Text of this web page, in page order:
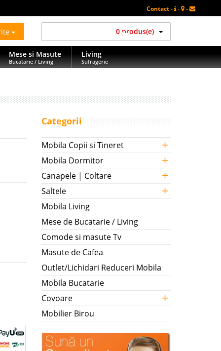
Contact - - -
0 produs(e)
Mese si Masute
Bucatarie / Living
Living
Sufragerie
Categorii
Mobila Copii si Tineret +
Mobila Dormitor +
Canapele | Coltare +
Saltele +
Mobila Living
Mese de Bucatarie / Living
Comode si masute Tv
Masute de Cafea
Outlet/Lichidari Reduceri Mobila
Mobila Bucatarie
Covoare
+
Mobilier Birou